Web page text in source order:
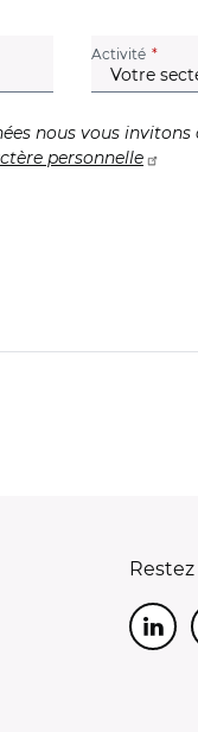
Activité
nous vous invitons
personnelle